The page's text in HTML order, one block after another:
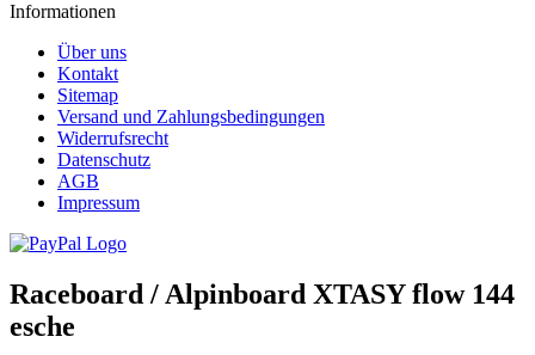
Informationen
Über uns
Kontakt
Sitemap
Versand und Zahlungsbedingungen
Widerrufsrecht
Datenschutz
AGB
Impressum
Raceboard / Alpinboard XTASY flow 144
esche